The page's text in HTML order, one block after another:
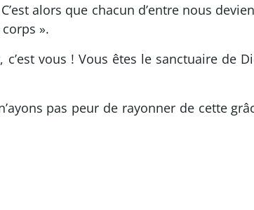
alors que chacun d’entre nous
».
vous ! Vous êtes le sanctuaire de
pas peur de rayonner de cette